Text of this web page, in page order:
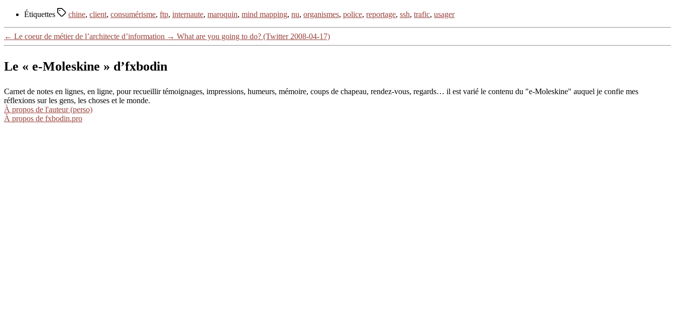
Étiquettes chine, client, consumérisme, ftp, internaute, maroquin, mind mapping, nu, organismes, police, reportage, ssh, trafic, usager
← Le coeur de métier de l’architecte d’information → What are you going to do? (Twitter 2008-04-17)
Le « e-Moleskine » d’fxbodin
Carnet de notes en lignes, en ligne, pour recueillir témoignages, impressions, humeurs, mémoire, coups de chapeau, rendez-vous, regards… il est varié le contenu du "e-Moleskine" auquel je confie mes
réflexions sur les gens, les choses et le monde.
À propos de l'auteur (perso)
À propos de fxbodin.pro